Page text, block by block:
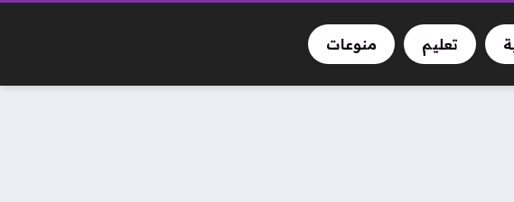
تعليم منوعات